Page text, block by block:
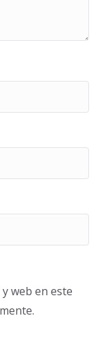
web en este